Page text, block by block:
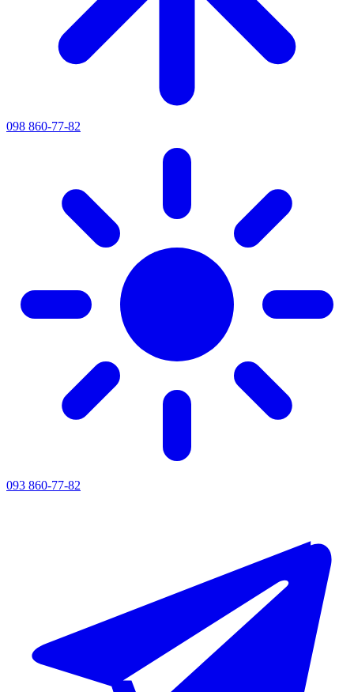
098 860-77-82
093 860-77-82